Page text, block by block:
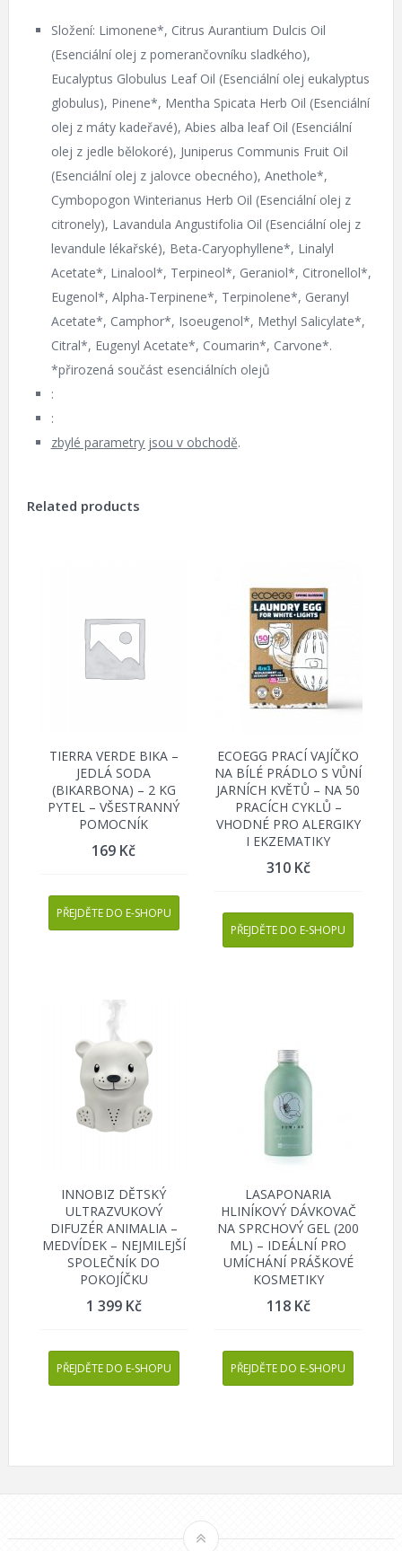
Složení: Limonene*, Citrus Aurantium Dulcis Oil
(Esenciální olej z pomerančovníku sladkého),
Eucalyptus Globulus Leaf Oil (Esenciální olej eukalyptus
globulus), Pinene*, Mentha Spicata Herb Oil (Esenciální
olej z máty kadeřavé), Abies alba leaf Oil (Esenciální
olej z jedle bělokoré), Juniperus Communis Fruit Oil
(Esenciální olej z jalovce obecného), Anethole*,
Cymbopogon Winterianus Herb Oil (Esenciální olej z
citronely), Lavandula Angustifolia Oil (Esenciální olej z
levandule lékařské), Beta-Caryophyllene*, Linalyl
Acetate*, Linalool*, Terpineol*, Geraniol*, Citronellol*,
Eugenol*, Alpha-Terpinene*, Terpinolene*, Geranyl
Acetate*, Camphor*, Isoeugenol*, Methyl Salicylate*,
Citral*, Eugenyl Acetate*, Coumarin*, Carvone*.
*přirozená součást esenciálních olejů
:
:
zbylé parametry jsou v obchodě.
Related products
TIERRA VERDE BIKA –
JEDLÁ SODA
(BIKARBONA) – 2 KG
PYTEL – VŠESTRANNÝ
POMOCNÍK
169 Kč
PŘEJDĚTE DO E-SHOPU
ECOEGG PRACÍ VAJÍČKO
NA BÍLÉ PRÁDLO S VŮNÍ
JARNÍCH KVĚTŮ – NA 50
PRACÍCH CYKLŮ –
VHODNÉ PRO ALERGIKY
I EKZEMATIKY
310 Kč
PŘEJDĚTE DO E-SHOPU
INNOBIZ DĚTSKÝ
ULTRAZVUKOVÝ
DIFUZÉR ANIMALIA –
MEDVÍDEK – NEJMILEJŠÍ
SPOLEČNÍK DO
POKOJÍČKU
1 399 Kč
PŘEJDĚTE DO E-SHOPU
LASAPONARIA
HLINÍKOVÝ DÁVKOVAČ
NA SPRCHOVÝ GEL (200
ML) – IDEÁLNÍ PRO
UMÍCHÁNÍ PRÁŠKOVÉ
KOSMETIKY
118 Kč
PŘEJDĚTE DO E-SHOPU